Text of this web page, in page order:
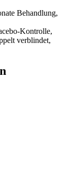
Behandlung,
Kontrolle,
verblindet,